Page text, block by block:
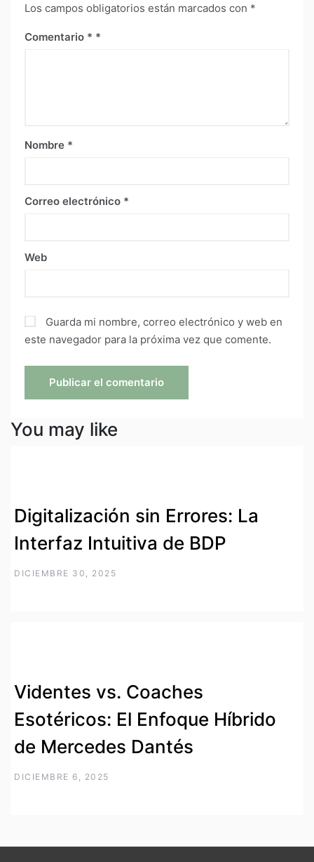
Los campos obligatorios están marcados con *
Comentario *
Nombre *
Correo electrónico *
Web
Guarda mi nombre, correo electrónico y web en
este navegador para la próxima vez que comente.
You may like
Digitalización sin Errores: La
Interfaz Intuitiva de BDP
DICIEMBRE 30, 2025
Videntes vs. Coaches
Esotéricos: El Enfoque Híbrido
de Mercedes Dantés
DICIEMBRE 6, 2025